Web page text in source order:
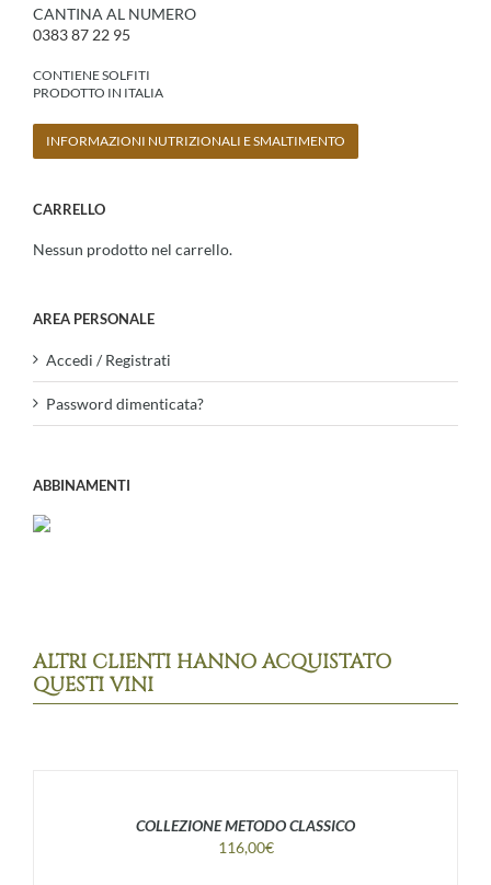
CANTINA AL NUMERO
0383 87 22 95
CONTIENE SOLFITI
PRODOTTO IN ITALIA
INFORMAZIONI NUTRIZIONALI E SMALTIMENTO
CARRELLO
Nessun prodotto nel carrello.
AREA PERSONALE
Accedi / Registrati
Password dimenticata?
ABBINAMENTI
ALTRI CLIENTI HANNO ACQUISTATO
QUESTI VINI
COLLEZIONE METODO CLASSICO
116,00€